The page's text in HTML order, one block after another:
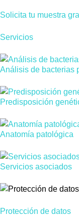
Solicita tu muestra
Servicios
Análisis de bacterias
Predisposición
Anatomía patológica
Servicios asociados
Protección de datos